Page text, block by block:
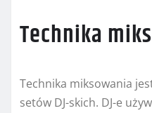
Technika
Technika miksowania
setów DJ-skich. DJ-e